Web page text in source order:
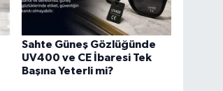
Sahte Güneş Gözlüğünde
UV400 ve CE İbaresi Tek
Başına Yeterli mi?